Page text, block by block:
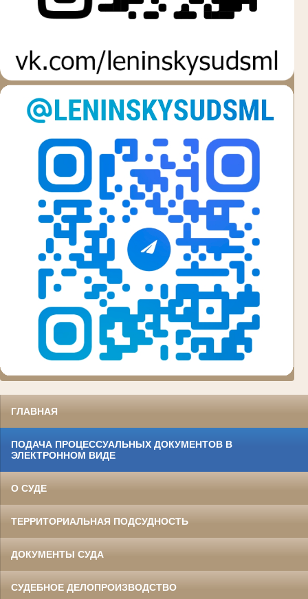
ГЛАВНАЯ
ПОДАЧА ПРОЦЕССУАЛЬНЫХ ДОКУМЕНТОВ В
ЭЛЕКТРОННОМ ВИДЕ
О СУДЕ
ТЕРРИТОРИАЛЬНАЯ ПОДСУДНОСТЬ
ДОКУМЕНТЫ СУДА
СУДЕБНОЕ ДЕЛОПРОИЗВОДСТВО